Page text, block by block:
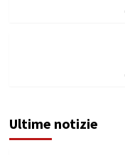
Ultime notizie